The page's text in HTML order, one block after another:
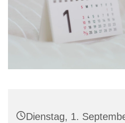
Dienstag, 1.